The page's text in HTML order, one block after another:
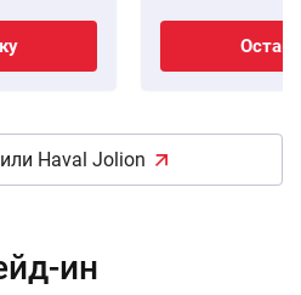
Haval Jolion
ин